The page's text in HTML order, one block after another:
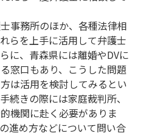
事務所のほか、各種法律相
らを上手に活用して弁護士
に、青森県には離婚やDVに
窓口もあり、こうした問題
は活用を検討してみるとい
続きの際には家庭裁判所、
機関に赴く必要がありま
進め方などについて問い合